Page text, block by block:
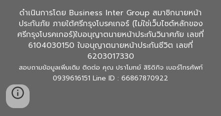
ดำเนินการโดย Business Inter Group สมาชิกนายหน้า
ประกันภัย ภายใต้ศรีกรุงโบรคเกอร์ (ไม่ใช่เว็บไซต์หลักของ
ศรีกรุงโบรคเกอร์)ใบอนุญาตนายหน้าประกันวินาศภัย เลขที่
6104030150 ใบอนุญาตนายหน้าประกันชีวิต เลขที่
6203017330
สอบถามข้อมูลเพิ่มเติม ติดต่อ คุณ ปราโมทย์ สิริดิกิจ เบอร์โทรศัพท์
0939616151 Line ID : 66867870922